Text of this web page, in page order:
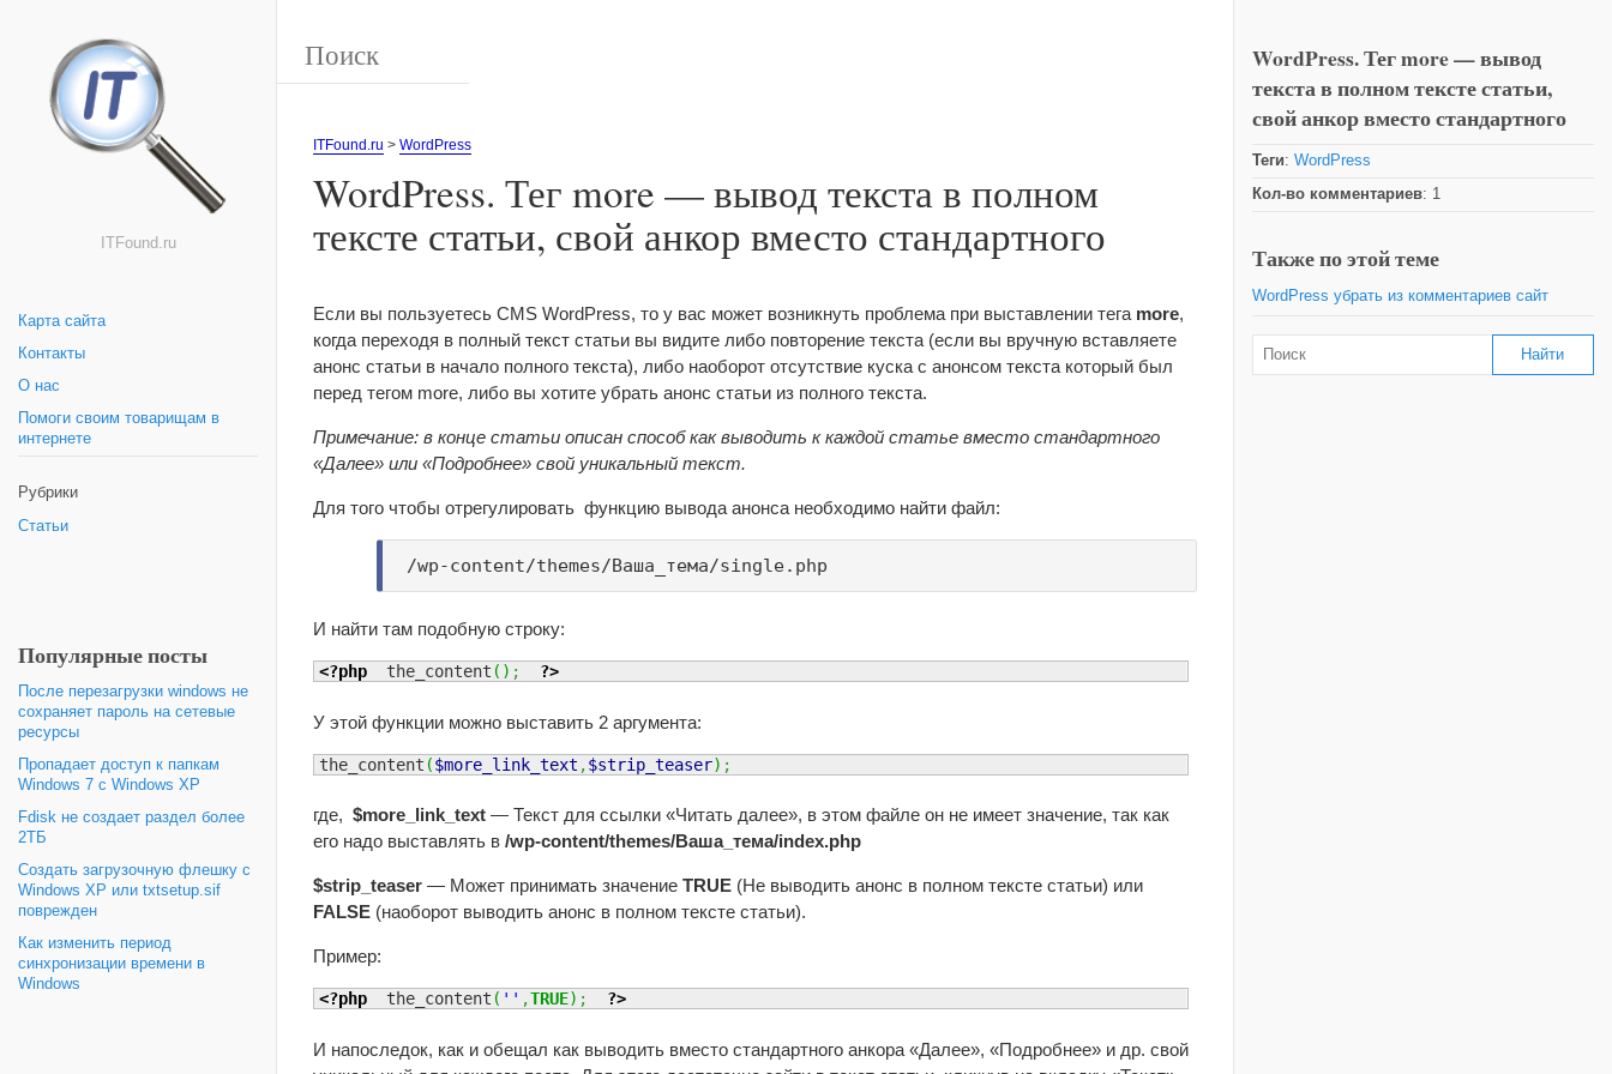
ITFound.ru
Карта сайта
Контакты
О нас
Помоги своим товарищам в
интернете
Рубрики
Статьи
Популярные посты
После перезагрузки windows не
сохраняет пароль на сетевые
ресурсы
Пропадает доступ к папкам
Windows 7 с Windows XP
Fdisk не создает раздел более
2ТБ
Создать загрузочную флешку c
Windows XP или txtsetup.sif
поврежден
Как изменить период
синхронизации времени в
Windows
ITFound.ru > WordPress
WordPress. Тег more — вывод текста в полном
тексте статьи, свой анкор вместо стандартного
Если вы пользуетесь CMS WordPress, то у вас может возникнуть проблема при выставлении тега more,
когда переходя в полный текст статьи вы видите либо повторение текста (если вы вручную вставляете
анонс статьи в начало полного текста), либо наоборот отсутствие куска с анонсом текста который был
перед тегом more, либо вы хотите убрать анонс статьи из полного текста.
Примечание: в конце статьи описан способ как выводить к каждой статье вместо стандартного
«Далее» или «Подробнее» свой уникальный текст.
Для того чтобы отрегулировать функцию вывода анонса необходимо найти файл:
/wp-content/themes/Ваша_тема/single.php
И найти там подобную строку:
<?php the_content ( ) ; ?>
У этой функции можно выставить 2 аргумента:
the_content ($more_link_text ,$strip_teaser) ;
где, $more_link_text — Текст для ссылки «Читать далее», в этом файле он не имеет значение, так как
его надо выставлять в /wp-content/themes/Ваша_тема/index.php
$strip_teaser — Может принимать значение TRUE (Не выводить анонс в полном тексте статьи) или
FALSE (наоборот выводить анонс в полном тексте статьи).
Пример:
<?php the_content ( '' ,TRUE) ; ?>
И напоследок, как и обещал как выводить вместо стандартного анкора «Далее», «Подробнее» и др. свой
WordPress. Тег more — вывод
текста в полном тексте статьи,
свой анкор вместо стандартного
Теги: WordPress
Кол-во комментариев: 1
Также по этой теме
WordPress убрать из комментариев сайт